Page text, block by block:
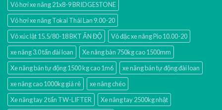
Vỏ hơi xe nâng 21x8-9 BRIDGESTONE
Vỏ hơi xe nâng Tokai Thái Lan 9.00-20
Vỏ xúc lật 15.5/80-18 BKT ẤN ĐỘ
Vỏ đặc xe nâng Pio 10.00-20
xe nâng 3.0 tấn đài loan
Xe nâng bàn 750kg cao 1500mm
Xe nâng bán tự động 1500 kg cao 1m6
xe nâng bán tự động đài loan
xe nâng cao 1000kg giá rẻ
xe nâng chéo
Xe nâng tay 2 tấn TW-LIFTER
Xe nâng tay 2500kg nhật